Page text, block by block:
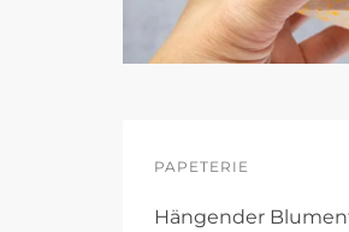
PAPETERIE
Hängender